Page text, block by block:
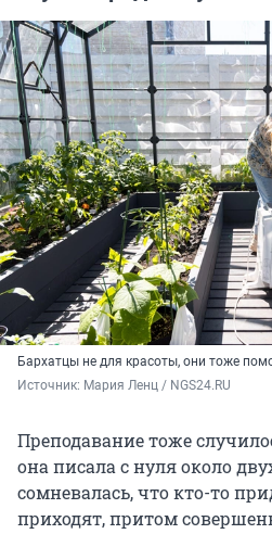
Бархатцы не для красоты, они тоже
Источник: Мария Ленц / NGS24.RU
Преподавание тоже
она писала с нуля около
сомневалась, что кто-то
приходят, притом